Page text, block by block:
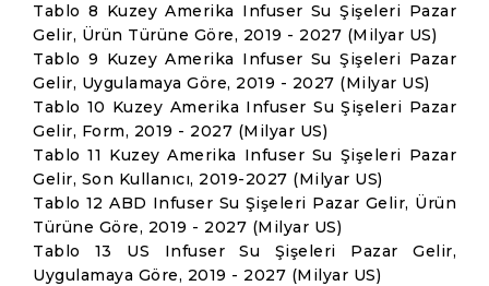
Tablo 8 Kuzey Amerika Infuser Su Şişeleri Pazar
Gelir, Ürün Türüne Göre, 2019 - 2027 (Milyar US)
Tablo 9 Kuzey Amerika Infuser Su Şişeleri Pazar
Gelir, Uygulamaya Göre, 2019 - 2027 (Milyar US)
Tablo 10 Kuzey Amerika Infuser Su Şişeleri Pazar
Gelir, Form, 2019 - 2027 (Milyar US)
Tablo 11 Kuzey Amerika Infuser Su Şişeleri Pazar
Gelir, Son Kullanıcı, 2019-2027 (Milyar US)
Tablo 12 ABD Infuser Su Şişeleri Pazar Gelir, Ürün
Türüne Göre, 2019 - 2027 (Milyar US)
Tablo 13 US Infuser Su Şişeleri Pazar Gelir,
Uygulamaya Göre, 2019 - 2027 (Milyar US)